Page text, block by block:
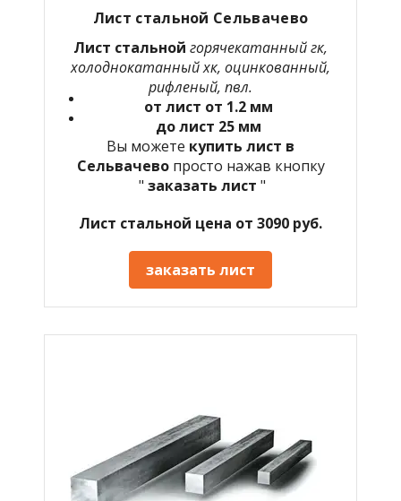
Лист стальной Сельвачево
Лист стальной горячекатанный гк,
холоднокатанный хк, оцинкованный,
рифленый, пвл.
от лист от 1.2 мм
до лист 25 мм
Вы можете купить лист в
Сельвачево просто нажав кнопку
" заказать лист "
Лист стальной цена от 3090 руб.
заказать лист